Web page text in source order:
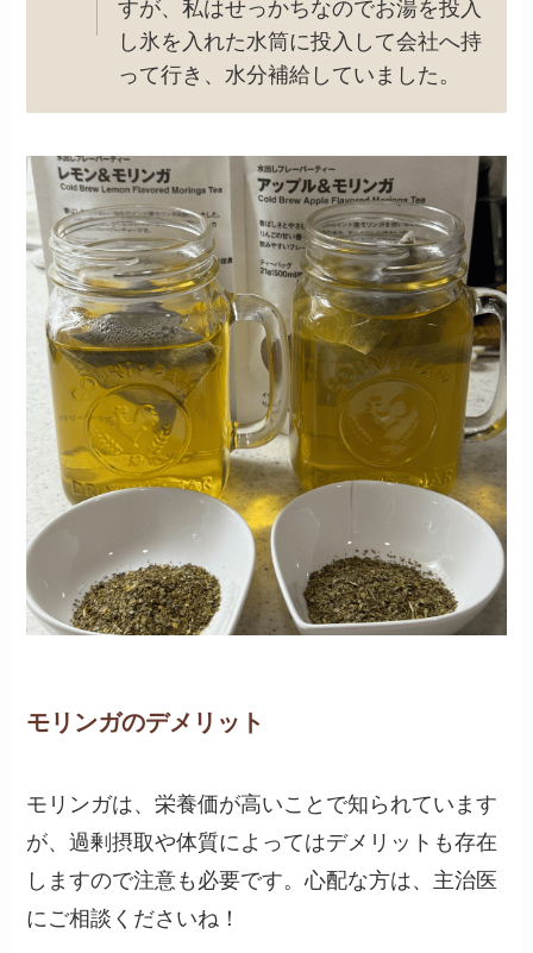
すが、私はせっかちなのでお湯を投入
し氷を入れた水筒に投入して会社へ持
って行き、水分補給していました。
モリンガのデメリット
モリンガは、栄養価が高いことで知られています
が、過剰摂取や体質によってはデメリットも存在
しますので注意も必要です。心配な方は、主治医
にご相談くださいね！